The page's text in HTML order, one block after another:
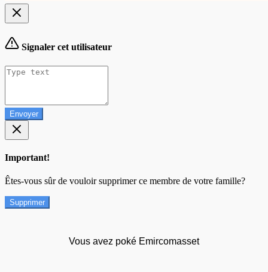
Signaler cet utilisateur
Envoyer
Important!
Êtes-vous sûr de vouloir supprimer ce membre de votre famille?
Supprimer
Vous avez poké Emircomasset